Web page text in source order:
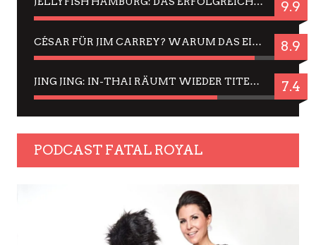
9.9
CÉSAR FÜR JIM CARREY? WARUM DAS EINER DER NERVIGSTEN ACTORS IST UND BLEIBT 8.9
JING JING: IN-THAI RÄUMT WIEDER TITEL AB – EIN ZWEI-STUNDEN-ERLEBNISBERICHT 7.4
PODCAST FATAL ROYAL